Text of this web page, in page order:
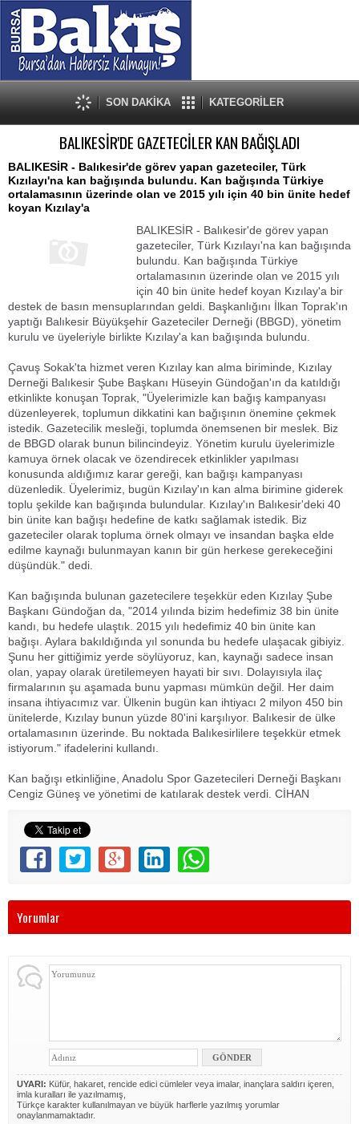
SON DAKİKA KATEGORİLER
BALIKESİR'DE GAZETECİLER KAN BAĞIŞLADI
BALIKESİR - Balıkesir'de görev yapan gazeteciler, Türk
Kızılayı'na kan bağışında bulundu. Kan bağışında Türkiye
ortalamasının üzerinde olan ve 2015 yılı için 40 bin ünite hedef
koyan Kızılay'a
BALIKESİR - Balıkesir'de görev yapan
gazeteciler, Türk Kızılayı'na kan bağışında
bulundu. Kan bağışında Türkiye
ortalamasının üzerinde olan ve 2015 yılı
için 40 bin ünite hedef koyan Kızılay'a bir
destek de basın mensuplarından geldi. Başkanlığını İlkan Toprak'ın
yaptığı Balıkesir Büyükşehir Gazeteciler Derneği (BBGD), yönetim
kurulu ve üyeleriyle birlikte Kızılay'a kan bağışında bulundu.
Çavuş Sokak'ta hizmet veren Kızılay kan alma biriminde, Kızılay
Derneği Balıkesir Şube Başkanı Hüseyin Gündoğan'ın da katıldığı
etkinlikte konuşan Toprak, "Üyelerimizle kan bağış kampanyası
düzenleyerek, toplumun dikkatini kan bağışının önemine çekmek
istedik. Gazetecilik mesleği, toplumda önemsenen bir meslek. Biz
de BBGD olarak bunun bilincindeyiz. Yönetim kurulu üyelerimizle
kamuya örnek olacak ve özendirecek etkinlikler yapılması
konusunda aldığımız karar gereği, kan bağışı kampanyası
düzenledik. Üyelerimiz, bugün Kızılay'ın kan alma birimine giderek
toplu şekilde kan bağışında bulundular. Kızılay'ın Balıkesir'deki 40
bin ünite kan bağışı hedefine de katkı sağlamak istedik. Biz
gazeteciler olarak topluma örnek olmayı ve insandan başka elde
edilme kaynağı bulunmayan kanın bir gün herkese gerekeceğini
düşündük." dedi.
Kan bağışında bulunan gazetecilere teşekkür eden Kızılay Şube
Başkanı Gündoğan da, "2014 yılında bizim hedefimiz 38 bin ünite
kandı, bu hedefe ulaştık. 2015 yılı hedefimiz 40 bin ünite kan
bağışı. Aylara bakıldığında yıl sonunda bu hedefe ulaşacak gibiyiz.
Şunu her gittiğimiz yerde söylüyoruz, kan, kaynağı sadece insan
olan, yapay olarak üretilemeyen hayati bir sıvı. Dolayısıyla ilaç
firmalarının şu aşamada bunu yapması mümkün değil. Her daim
insana ihtiyacımız var. Ülkenin bugün kan ihtiyacı 2 milyon 450 bin
ünitelerde, Kızılay bunun yüzde 80'ini karşılıyor. Balıkesir de ülke
ortalamasının üzerinde. Bu noktada Balıkesirlilere teşekkür etmek
istiyorum." ifadelerini kullandı.
Kan bağışı etkinliğine, Anadolu Spor Gazetecileri Derneği Başkanı
Cengiz Güneş ve yönetimi de katılarak destek verdi. CİHAN
Yorumlar
UYARI: Küfür, hakaret, rencide edici cümleler veya imalar, inançlara saldırı içeren,
imla kuralları ile yazılmamış,
Türkçe karakter kullanılmayan ve büyük harflerle yazılmış yorumlar
onaylanmamaktadır.